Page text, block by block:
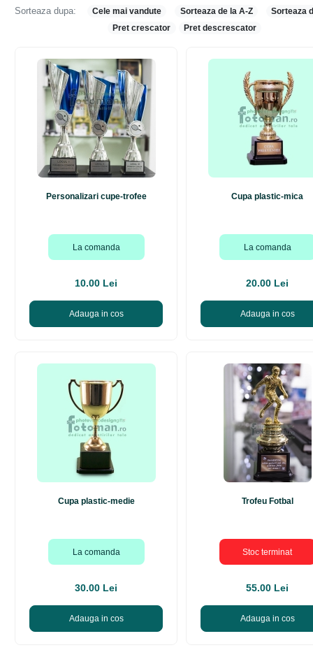
Sorteaza dupa: Cele mai vandute Sorteaza de la A-Z
Sorteaza
Pret crescator
Pret descrescator
Personalizari cupe-trofee
La comanda
10.00 Lei
Adauga in cos
Cupa plastic-mica
La comanda
20.00 Lei
Adauga in cos
Cupa plastic-medie
La comanda
30.00 Lei
Adauga in cos
Trofeu Fotbal
Stoc terminat
55.00 Lei
Adauga in cos